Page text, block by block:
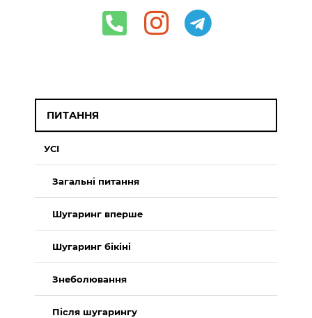
ПИТАННЯ
УСІ
Загальні питання
Шугаринг вперше
Шугаринг бікіні
Знеболювання
Після шугарингу